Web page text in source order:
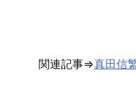
関連記事⇒真田信